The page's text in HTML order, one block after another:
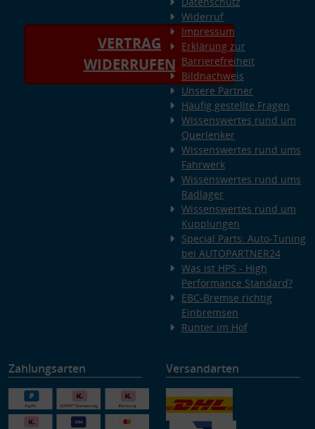
VERTRAG
WIDERRUFEN
Widerruf
Impressum
Erklärung zur
Barrierefreiheit
Bildnachweis
Unsere Partner
Häufig gestellte Fragen
Wissenswertes rund um
Querlenker
Wissenswertes rund ums
Fahrwerk
Wissenswertes rund ums
Radlager
Wissenswertes rund um
Kupplungen
Special Parts: Auto-Tuning
bei AUTOPARTNER24
Was ist HPS - High
Performance Standard?
EBC-Bremse richtig
Einbremsen
Runter im Hof
Zahlungsarten Versandarten